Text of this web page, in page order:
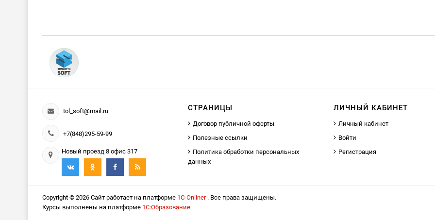
tol_soft@mail.ru
+7(848)295-59-99
Новый проезд 8 офис 317
СТРАНИЦЫ
Договор публичной оферты
Полезные ссылки
Политика обработки персональных
данных
ЛИЧНЫЙ КАБИНЕТ
Личный кабинет
Войти
Регистрация
Copyright © 2026 Сайт работает на платформе 1С-Onliner . Все права защищены.
Курсы выполнены на платформе 1С:Образование